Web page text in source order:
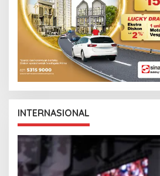
INTERNASIONAL